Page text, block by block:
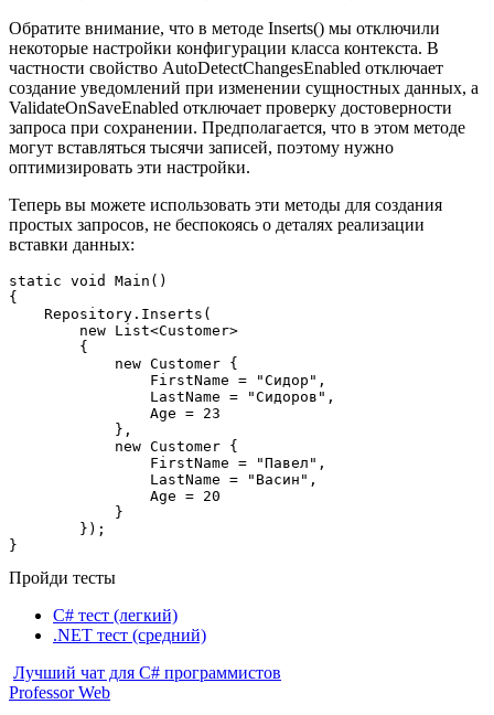
Обратите внимание, что в методе Inserts() мы отключили
некоторые настройки конфигурации класса контекста. В
частности свойство AutoDetectChangesEnabled отключает
создание уведомлений при изменении сущностных данных, а
ValidateOnSaveEnabled отключает проверку достоверности
запроса при сохранении. Предполагается, что в этом методе
могут вставляться тысячи записей, поэтому нужно
оптимизировать эти настройки.
Теперь вы можете использовать эти методы для создания
простых запросов, не беспокоясь о деталях реализации
вставки данных:
static void Main (
{
    Repository.Inserts(
new List<Customer>
        {
new Customer {
                FirstName =
"Сидор" ,
                LastName =
"Сидоров" ,
                Age =
23
            },
new Customer {
                FirstName =
"Павел" ,
                LastName =
"Васин" ,
                Age =
20
            }
        });
}
Пройди тесты
C# тест (легкий)
.NET тест (средний)
Лучший чат для C# программистов
Professor Web